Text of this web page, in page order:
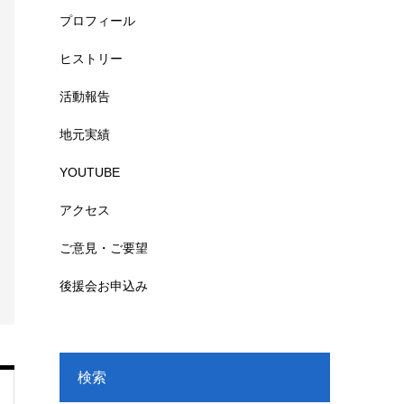
プロフィール
ヒストリー
活動報告
地元実績
YOUTUBE
アクセス
ご意見・ご要望
後援会お申込み
検索